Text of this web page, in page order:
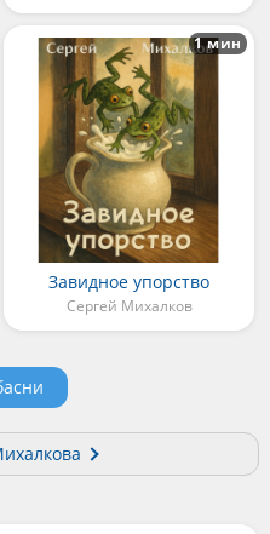
Завидное упорство
Сергей Михалков
1 мин